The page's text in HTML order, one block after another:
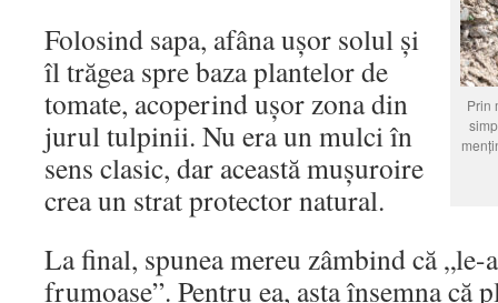
Prin
Folosind sapa, afâna ușor solul și
îl trăgea spre baza plantelor de
tomate, acoperind ușor zona din
jurul tulpinii. Nu era un mulci în
sens clasic, dar această mușuroire
crea un strat protector natural.
La final, spunea mereu zâmbind că
frumoase”. Pentru ea, asta însemna că